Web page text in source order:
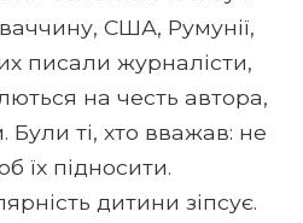
США, Румунії,
писали журналісти,
на честь автора,
Були ті, хто вважав: не
їх підносити.
дитини зіпсує.